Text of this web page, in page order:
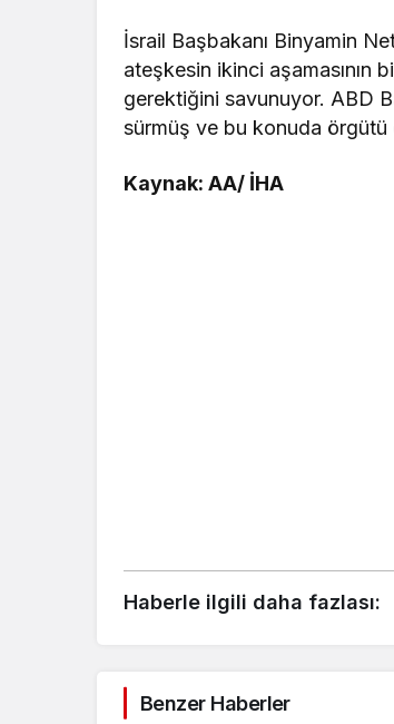
İsrail Başbakanı Binyamin
ateşkesin ikinci aşamasının
gerektiğini savunuyor. ABD
sürmüş ve bu konuda
Kaynak: AA/ İHA
Haberle ilgili daha fazlası:
Benzer Haberler